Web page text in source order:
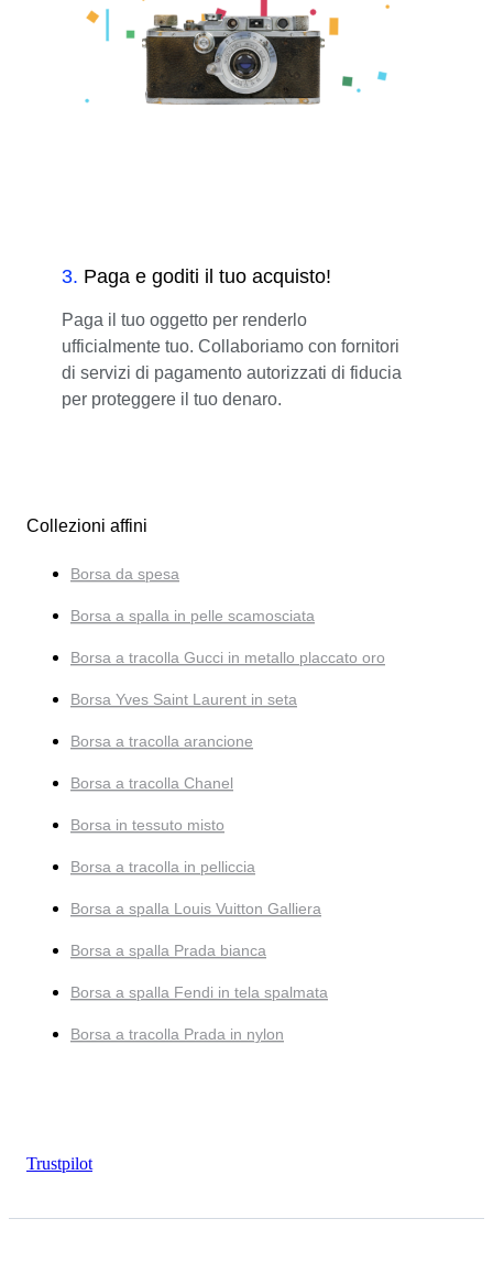
3. Paga e goditi il tuo acquisto!
Paga il tuo oggetto per renderlo
ufficialmente tuo. Collaboriamo con fornitori
di servizi di pagamento autorizzati di fiducia
per proteggere il tuo denaro.
Collezioni affini
Borsa da spesa
Borsa a spalla in pelle scamosciata
Borsa a tracolla Gucci in metallo placcato oro
Borsa Yves Saint Laurent in seta
Borsa a tracolla arancione
Borsa a tracolla Chanel
Borsa in tessuto misto
Borsa a tracolla in pelliccia
Borsa a spalla Louis Vuitton Galliera
Borsa a spalla Prada bianca
Borsa a spalla Fendi in tela spalmata
Borsa a tracolla Prada in nylon
Trustpilot